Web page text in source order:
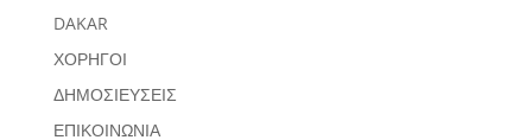
DAKAR
ΧΟΡΗΓΟΙ
ΔΗΜΟΣΙΕΥΣΕΙΣ
ΕΠΙΚΟΙΝΩΝΙΑ